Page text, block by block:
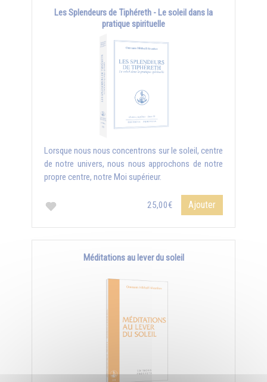
Les Splendeurs de Tiphéreth - Le soleil dans la
pratique spirituelle
Lorsque nous nous concentrons sur le soleil, centre
de notre univers, nous nous approchons de notre
propre centre, notre Moi supérieur.
25,00€ Ajouter
Méditations au lever du soleil